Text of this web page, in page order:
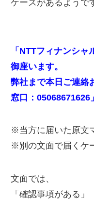
ケースがあるようで
「NTTフィナンシ
御座います。
弊社まで本日ご連絡
窓口：05068671626」
※当方に届いた原文
※別の文面で届くケ
文面では、
「確認事項がある」